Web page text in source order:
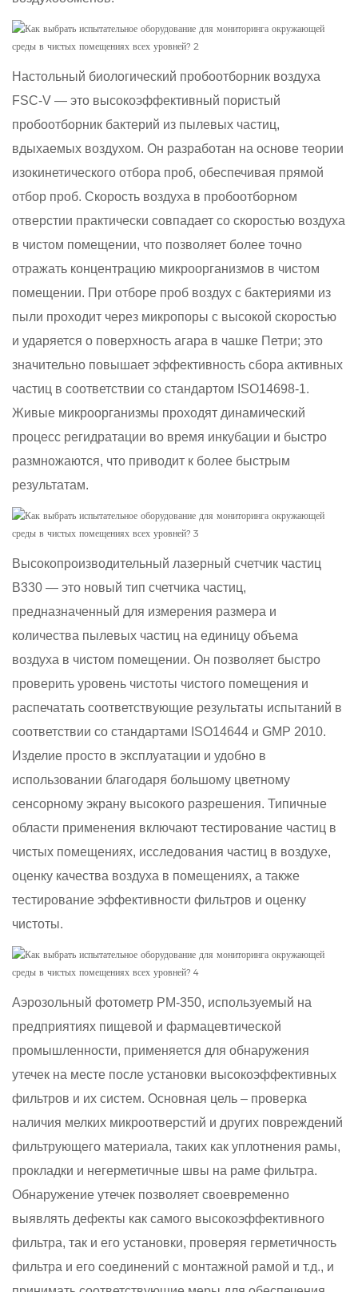
Настольный биологический пробоотборник воздуха
FSC-V — это высокоэффективный пористый
пробоотборник бактерий из пылевых частиц,
вдыхаемых воздухом. Он разработан на основе теории
изокинетического отбора проб, обеспечивая прямой
отбор проб. Скорость воздуха в пробоотборном
отверстии практически совпадает со скоростью воздуха
в чистом помещении, что позволяет более точно
отражать концентрацию микроорганизмов в чистом
помещении. При отборе проб воздух с бактериями из
пыли проходит через микропоры с высокой скоростью
и ударяется о поверхность агара в чашке Петри; это
значительно повышает эффективность сбора активных
частиц в соответствии со стандартом ISO14698-1.
Живые микроорганизмы проходят динамический
процесс регидратации во время инкубации и быстро
размножаются, что приводит к более быстрым
результатам.
Высокопроизводительный лазерный счетчик частиц
B330 — это новый тип счетчика частиц,
предназначенный для измерения размера и
количества пылевых частиц на единицу объема
воздуха в чистом помещении. Он позволяет быстро
проверить уровень чистоты чистого помещения и
распечатать соответствующие результаты испытаний в
соответствии со стандартами ISO14644 и GMP 2010.
Изделие просто в эксплуатации и удобно в
использовании благодаря большому цветному
сенсорному экрану высокого разрешения. Типичные
области применения включают тестирование частиц в
чистых помещениях, исследования частиц в воздухе,
оценку качества воздуха в помещениях, а также
тестирование эффективности фильтров и оценку
чистоты.
Аэрозольный фотометр PM-350, используемый на
предприятиях пищевой и фармацевтической
промышленности, применяется для обнаружения
утечек на месте после установки высокоэффективных
фильтров и их систем. Основная цель – проверка
наличия мелких микроотверстий и других повреждений
фильтрующего материала, таких как уплотнения рамы,
прокладки и негерметичные швы на раме фильтра.
Обнаружение утечек позволяет своевременно
выявлять дефекты как самого высокоэффективного
фильтра, так и его установки, проверяя герметичность
фильтра и его соединений с монтажной рамой и т.д., и